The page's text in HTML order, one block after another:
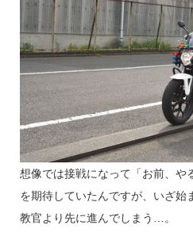
想像では接戦になって「お前、や
を期待していたんですが、いざ始
教官より先に進んでしまう…。